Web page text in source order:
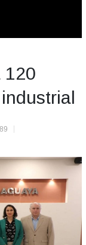
120